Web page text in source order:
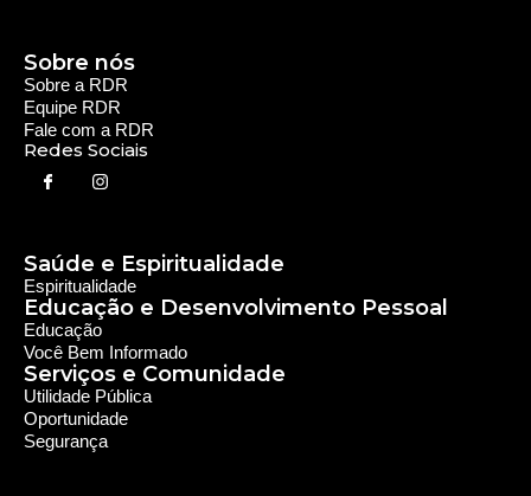
Sobre a RDR
Equipe RDR
Fale com a RDR
Redes Sociais
Sobre nós
Saúde e Espiritualidade
Espiritualidade
Educação e Desenvolvimento Pessoal
Educação
Você Bem Informado
Serviços e Comunidade
Utilidade Pública
Oportunidade
Segurança